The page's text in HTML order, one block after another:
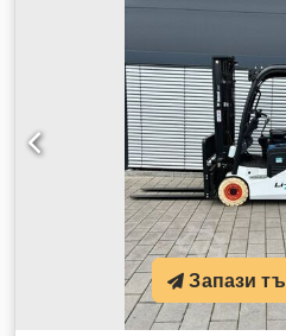
, напрежение на
, размер на
non-marking , размер на
, общо тегло:3 790 кг,
Akpjr Сериен номер: OBA07-
батерията: 51,2 V, 277 Ah
Запази